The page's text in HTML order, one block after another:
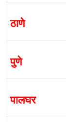
ठाणे
पुणे
पालघर